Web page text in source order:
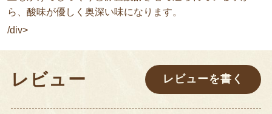
ら、酸味が優しく奥深い味になります。
/div>
レビュー レビューを書く